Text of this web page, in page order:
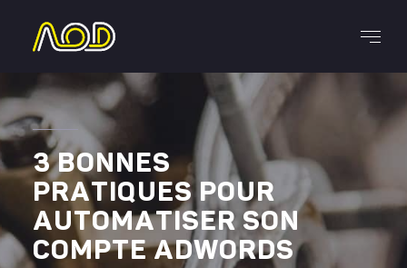
3 BONNES
PRATIQUES POUR
AUTOMATISER SON
COMPTE ADWORDS